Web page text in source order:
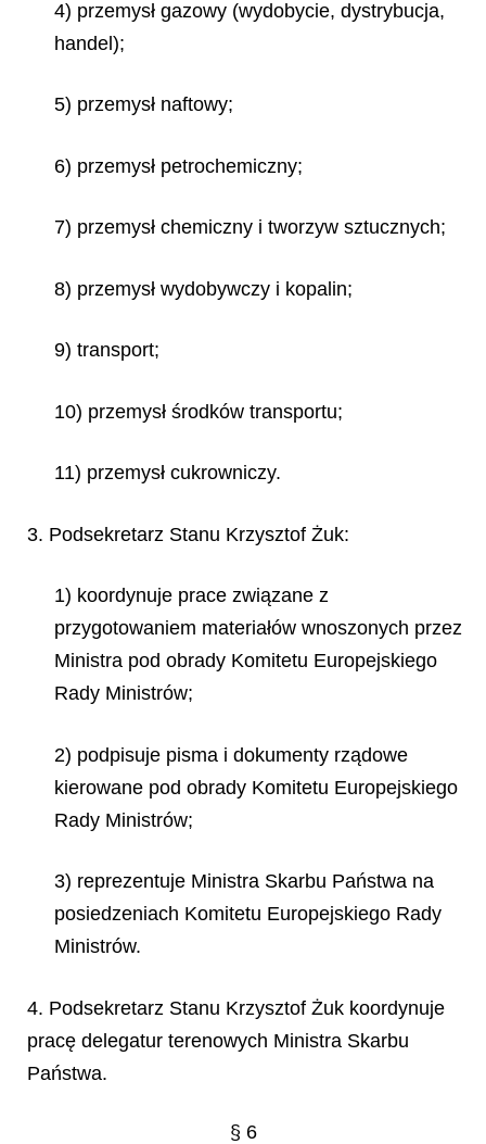
4) przemysł gazowy (wydobycie, dystrybucja,
handel);
5) przemysł naftowy;
6) przemysł petrochemiczny;
7) przemysł chemiczny i tworzyw sztucznych;
8) przemysł wydobywczy i kopalin;
9) transport;
10) przemysł środków transportu;
11) przemysł cukrowniczy.
3. Podsekretarz Stanu Krzysztof Żuk:
1) koordynuje prace związane z
przygotowaniem materiałów wnoszonych przez
Ministra pod obrady Komitetu Europejskiego
Rady Ministrów;
2) podpisuje pisma i dokumenty rządowe
kierowane pod obrady Komitetu Europejskiego
Rady Ministrów;
3) reprezentuje Ministra Skarbu Państwa na
posiedzeniach Komitetu Europejskiego Rady
Ministrów.
4. Podsekretarz Stanu Krzysztof Żuk koordynuje
pracę delegatur terenowych Ministra Skarbu
Państwa.
§ 6